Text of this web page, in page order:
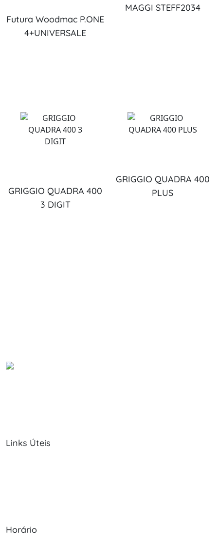
Futura Woodmac P.ONE
4+UNIVERSALE
MAGGI STEFF2034
GRIGGIO QUADRA 400
3 DIGIT
GRIGGIO QUADRA 400
PLUS
Links Úteis
Horário